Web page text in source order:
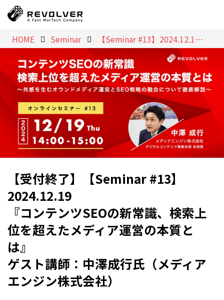
HOME Seminar 【Seminar #13】2024.12.19 『コンテンツSEOの新常識、検索上位を超えたメディア運営の本質とは』 ゲスト講師：中澤成行氏（メディアエンジン株式会社）
【Seminar #13】
2024.12.19
『コンテンツSEOの新常識、検索上
位を超えたメディア運営の本質と
は』
ゲスト講師：中澤成行氏（メディア
エンジン株式会社）